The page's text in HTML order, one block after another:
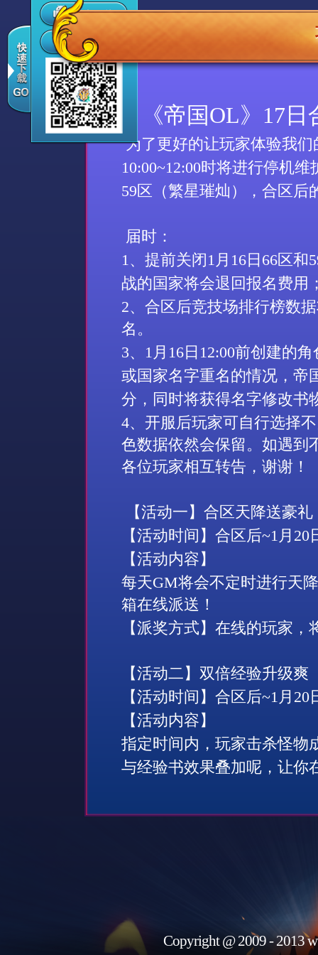
《帝国OL》17
为了更好的让玩家体验我们
10:00~12:00时将进行停机维
59区 （繁星璀灿 ） ，合区后
届时：
1、提前关闭1 月 16日 66区和
战的国家将会退回报名费用
2、合区后竞技场排行榜数
名。
3、 1 月 16日 12:00前创建的角
或国家名字重名的情况，帝
分，同时将获得名字修改书
4、开服后玩家可自行选择
色数据依然会保留。如遇到
各位玩家相互转告，谢谢！
【活动一】合区天降送豪礼
【活动时间】合区后~1 月 20
【活动内容】
每天GM将会不定时进行天
箱在线派送！
【派奖方式】在线的玩家
【活动二】双倍经验升级爽
【活动时间】合区后~1月 20
【活动内容】
指定时间内，玩家击杀怪物
与经验书效果叠加呢，让你
Copyright @ 2009 - 2013